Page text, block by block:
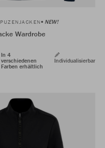
NEW!
Wardrobe
In 4
verschiedenen
Farben erhältlich
Individualisierbar